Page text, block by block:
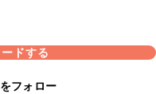
ドする
フォロー